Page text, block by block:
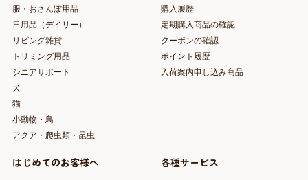
服・おさんぽ用品
日用品（デイリー）
リビング雑貨
トリミング用品
シニアサポート
犬
猫
小動物・鳥
アクア・爬虫類・昆虫
購入履歴
定期購入商品の確認
クーポンの確認
ポイント履歴
入荷案内申し込み商品
はじめてのお客様へ 各種サービス